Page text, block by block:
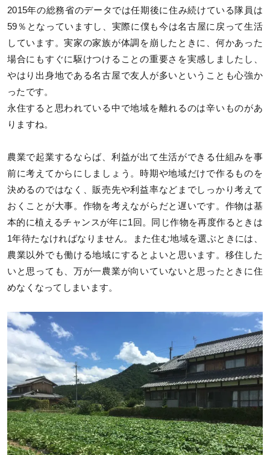
2015年の総務省のデータでは任期後に住み続けている隊員は
59％となっていますし、実際に僕も今は名古屋に戻って生活
しています。実家の家族が体調を崩したときに、何かあった
場合にもすぐに駆けつけることの重要さを実感しましたし、
やはり出身地である名古屋で友人が多いということも心強か
ったです。
永住すると思われている中で地域を離れるのは辛いものがあ
りますね。
農業で起業するならば、利益が出て生活ができる仕組みを事
前に考えてからにしましょう。時期や地域だけで作るものを
決めるのではなく、販売先や利益率などまでしっかり考えて
おくことが大事。作物を考えながらだと遅いです。作物は基
本的に植えるチャンスが年に1回。同じ作物を再度作るときは
1年待たなければなりません。また住む地域を選ぶときには、
農業以外でも働ける地域にするとよいと思います。移住した
いと思っても、万が一農業が向いていないと思ったときに住
めなくなってしまいます。